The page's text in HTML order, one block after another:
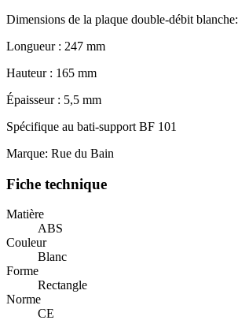
Dimensions de la plaque double-débit blanche:
Longueur : 247 mm
Hauteur : 165 mm
Épaisseur : 5,5 mm
Spécifique au bati-support BF 101
Marque: Rue du Bain
Fiche technique
Matière
ABS
Couleur
Blanc
Forme
Rectangle
Norme
CE